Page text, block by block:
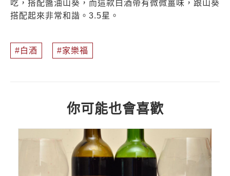
吃，搭配醬油山葵，而這款白酒帶有微微薑味，跟山葵
搭配起來非常和諧。3.5星。
白酒 家樂福
你可能也會喜歡